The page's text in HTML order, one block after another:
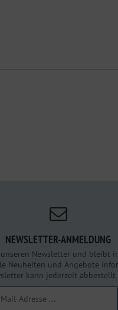
NEWSLETTER-ANMELDUNG
Newsletter und bleibt
Neuheiten und Angebote
kann jederzeit abbestellt